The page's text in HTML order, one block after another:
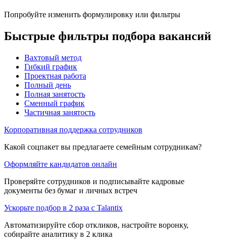
Попробуйте изменить формулировку или фильтры
Быстрые фильтры подбора вакансий
Вахтовый метод
Гибкий график
Проектная работа
Полный день
Полная занятость
Сменный график
Частичная занятость
Корпоративная поддержка сотрудников
Какой соцпакет вы предлагаете семейным сотрудникам?
Оформляйте кандидатов онлайн
Проверяйте сотрудников и подписывайте кадровые
документы без бумаг и личных встреч
Ускорьте подбор в 2 раза с Talantix
Автоматизируйте сбор откликов, настройте воронку,
собирайте аналитику в 2 клика